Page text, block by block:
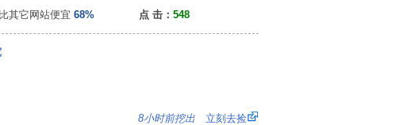
网站便宜 68% 点 击： 548
298 8小时前挖出 立刻去捡